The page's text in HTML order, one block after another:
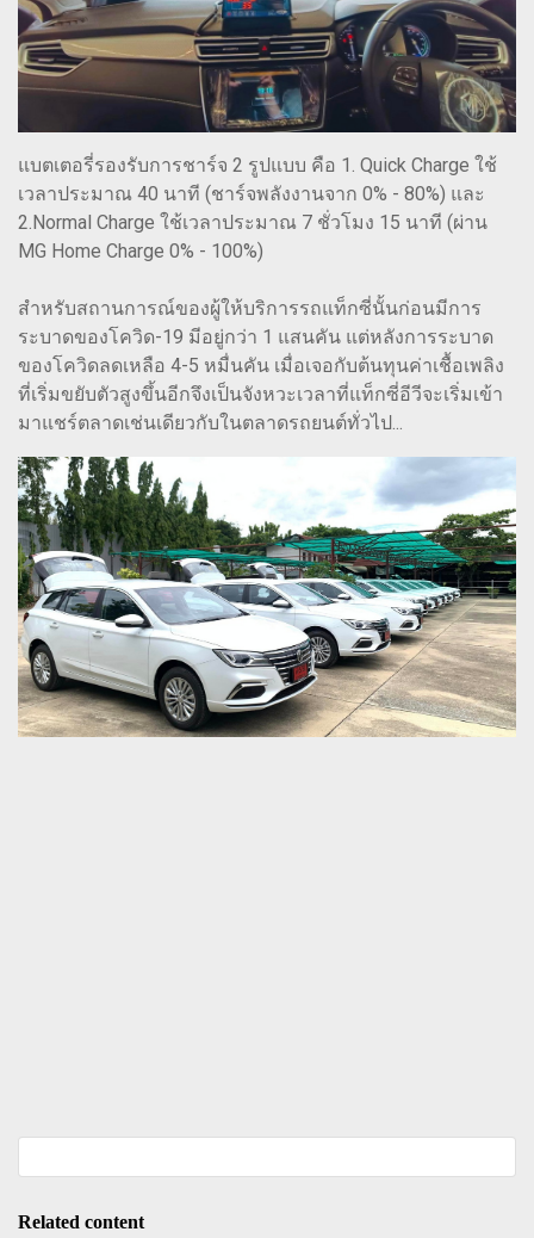
แบตเตอรี่รองรับการชาร์จ 2 รูปแบบ คือ 1. Quick Charge ใช้
เวลาประมาณ 40 นาที (ชาร์จพลังงานจาก 0% - 80%) และ
2.Normal Charge ใช้เวลาประมาณ 7 ชั่วโมง 15 นาที (ผ่าน
MG Home Charge 0% - 100%)
สำหรับสถานการณ์ของผู้ให้บริการรถแท็กซี่นั้นก่อนมีการ
ระบาดของโควิด-19 มีอยู่กว่า 1 แสนคัน แต่หลังการระบาด
ของโควิดลดเหลือ 4-5 หมื่นคัน เมื่อเจอกับต้นทุนค่าเชื้อเพลิง
ที่เริ่มขยับตัวสูงขึ้นอีกจึงเป็นจังหวะเวลาที่แท็กซี่อีวีจะเริ่มเข้า
มาแชร์ตลาดเช่นเดียวกับในตลาดรถยนต์ทั่วไป...
Related content